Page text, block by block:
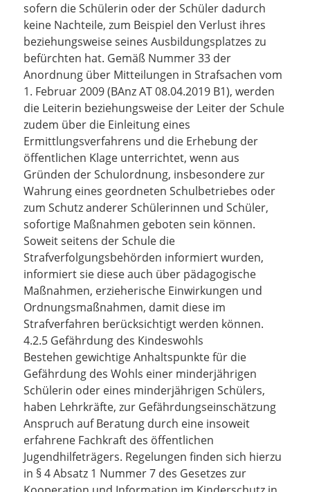
sofern die Schülerin oder der Schüler dadurch
keine Nachteile, zum Beispiel den Verlust ihres
beziehungsweise seines Ausbildungsplatzes zu
befürchten hat. Gemäß Nummer 33 der
Anordnung über Mitteilungen in Strafsachen vom
1. Februar 2009 (BAnz AT 08.04.2019 B1), werden
die Leiterin beziehungsweise der Leiter der Schule
zudem über die Einleitung eines
Ermittlungsverfahrens und die Erhebung der
öffentlichen Klage unterrichtet, wenn aus
Gründen der Schulordnung, insbesondere zur
Wahrung eines geordneten Schulbetriebes oder
zum Schutz anderer Schülerinnen und Schüler,
sofortige Maßnahmen geboten sein können.
Soweit seitens der Schule die
Strafverfolgungsbehörden informiert wurden,
informiert sie diese auch über pädagogische
Maßnahmen, erzieherische Einwirkungen und
Ordnungsmaßnahmen, damit diese im
Strafverfahren berücksichtigt werden können.
4.2.5 Gefährdung des Kindeswohls
Bestehen gewichtige Anhaltspunkte für die
Gefährdung des Wohls einer minderjährigen
Schülerin oder eines minderjährigen Schülers,
haben Lehrkräfte, zur Gefährdungseinschätzung
Anspruch auf Beratung durch eine insoweit
erfahrene Fachkraft des öffentlichen
Jugendhilfeträgers. Regelungen finden sich hierzu
in § 4 Absatz 1 Nummer 7 des Gesetzes zur